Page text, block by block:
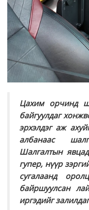
Цахим орчинд
байгуулдаг
эрхэлдэг аж
албанаас
Шалгалтын
гупер, нүүр
сугалаанд
байршуулсан
иргэдийг